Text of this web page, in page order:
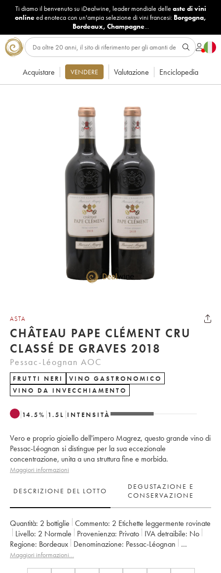
Ti diamo il benvenuto su iDealwine, leader mondiale delle aste di vini
onlineed enoteca con un'ampia selezione di vini francesi: Borgogna,
Bordeaux, Champagne...
Acquistare VENDERE Valutazione Enciclopedia
ASTA
CHÂTEAU PAPE CLÉMENT CRU
CLASSÉ DE GRAVES 2018
Pessac-Léognan AOC
FRUTTI NERI
VINO GASTRONOMICO
VINO DA INVECCHIAMENTO
14.5% 1.5 L INTENSITÀ
Vero e proprio gioiello dell'impero Magrez, questo grande vino di
Pessac-Léognan si distingue per la sua eccezionale
concentrazione, unita a una struttura fine e morbida.
Maggiori informazioni
DESCRIZIONE DEL LOTTO
DEGUSTAZIONE E
CONSERVAZIONE
Quantità: 2 bottiglie Commento: 2 Etichette leggermente rovinate
Livello: 2 Normale Provenienza: privato IVA detraibile:
no
Regione:
Bordeaux Denominazione: Pessac-Léognan
Classificazione:
Cru Classé de Graves
Maggiori informazioni…